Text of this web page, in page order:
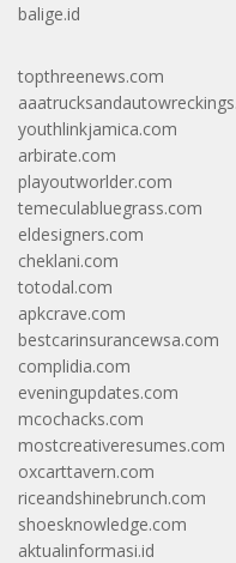
balige.id
topthreenews.com
youthlinkjamica.com
arbirate.com
playoutworlder.com
temeculabluegrass.com
eldesigners.com
cheklani.com
totodal.com
apkcrave.com
bestcarinsurancewsa.com
complidia.com
eveningupdates.com
mcochacks.com
mostcreativeresumes.com
oxcarttavern.com
riceandshinebrunch.com
shoesknowledge.com
aktualinformasi.id